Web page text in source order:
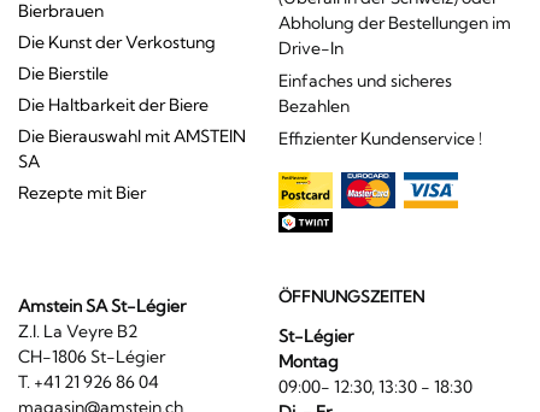
Bierbrauen
Die Kunst der Verkostung
Die Bierstile
Die Haltbarkeit der Biere
Die Bierauswahl mit AMSTEIN
SA
Rezepte mit Bier
Abholung der Bestellungen im
Drive-In
Einfaches und sicheres
Bezahlen
Effizienter Kundenservice !
Amstein SA St-Légier
Z.I. La Veyre B2
CH-1806 St-Légier
T. +41 21 926 86 04
magasin@amstein.ch
ÖFFNUNGSZEITEN
St-Légier
Montag
09:00- 12:30, 13:30 - 18:30